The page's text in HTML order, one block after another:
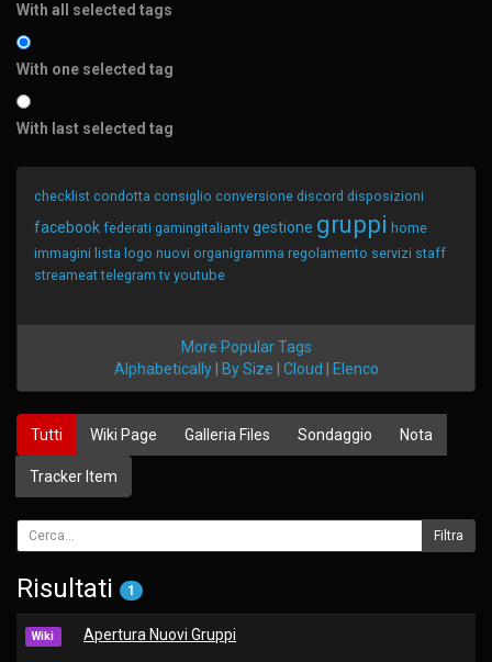
With all selected tags
With one selected tag
With last selected tag
checklist condotta consiglio conversione discord disposizioni
facebook federati gamingitaliantv gestione gruppi home
immagini lista logo nuovi organigramma regolamento servizi staff
streameat telegram tv youtube
More Popular Tags
Alphabetically| By Size Cloud Elenco
Tutti Wiki Page Galleria Files Sondaggio Nota
Tracker Item
Risultati 1
Wiki Apertura Nuovi Gruppi